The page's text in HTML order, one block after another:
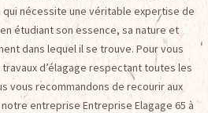
nécessite une véritable expertise de
étudiant son essence, sa nature et
dans lequel il se trouve. Pour vous
d’élagage respectant toutes les
vous recommandons de recourir aux
entreprise Entreprise Elagage 65 à